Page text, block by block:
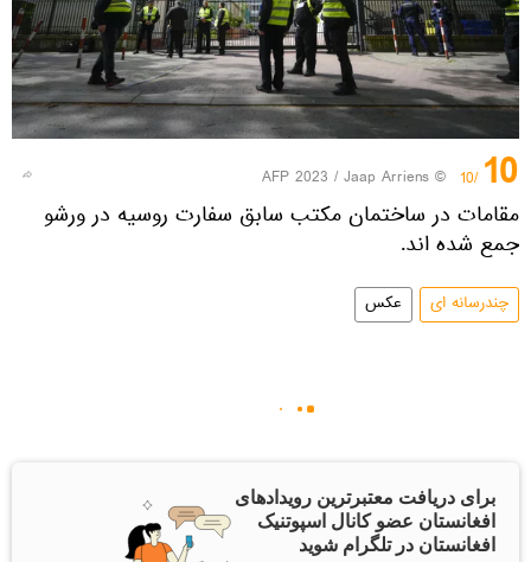
10
/10
© AFP 2023 / Jaap Arriens
مقامات در ساختمان مکتب سابق سفارت روسیه در ورشو
جمع شده اند.
چندرسانه ای عکس
برای دریافت معتبرترین رویدادهای
افغانستان عضو کانال اسپوتنیک
افغانستان در تلگرام شوید